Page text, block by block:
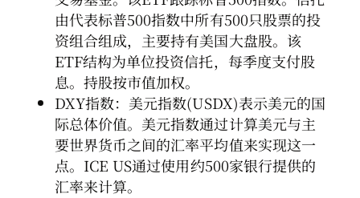
由代表标普500指数中所有500只股票的投
资组合组成，主要持有美国大盘股。该
ETF结构为单位投资信托，每季度支付股
息。持股按市值加权。
DXY指数：美元指数(USDX)表示美元的国
际总体价值。美元指数通过计算美元与主
要世界货币之间的汇率平均值来实现这一
点。ICE US通过使用约500家银行提供的
汇率来计算。